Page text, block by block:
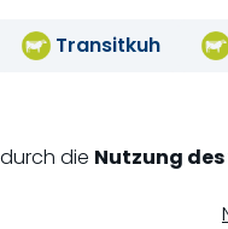
Transitkuh
durch die Nutzung